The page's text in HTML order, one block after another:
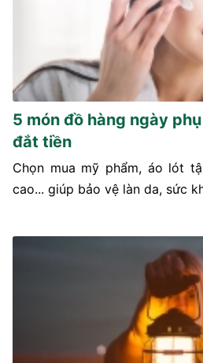
5 món đồ hàng ngày
đắt tiền
Chọn mua mỹ phẩm, áo lót
cao... giúp bảo vệ làn da, sức